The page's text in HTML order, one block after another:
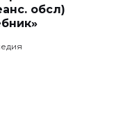
обсл)